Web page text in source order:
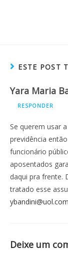
ESTE POST
Yara Maria
RESPONDER
Se querem usar
previdência
funcionário
aposentados
daqui pra frente.
tratado esse
Deixe um